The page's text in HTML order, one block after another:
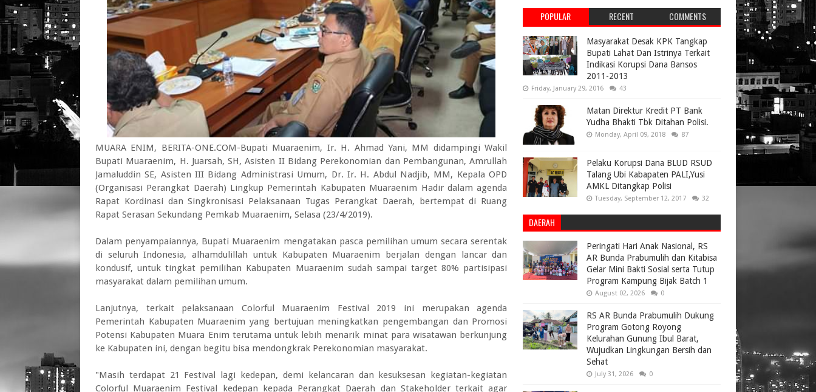
MUARA ENIM, BERITA-ONE.COM-Bupati Muaraenim, Ir. H. Ahmad Yani, MM didampingi Wakil
Bupati Muaraenim, H. Juarsah, SH, Asisten II Bidang Perekonomian dan Pembangunan, Amrullah
Jamaluddin SE, Asisten III Bidang Administrasi Umum, Dr. Ir. H. Abdul Nadjib, MM, Kepala OPD
(Organisasi Perangkat Daerah) Lingkup Pemerintah Kabupaten Muaraenim Hadir dalam agenda
Rapat Kordinasi dan Singkronisasi Pelaksanaan Tugas Perangkat Daerah, bertempat di Ruang
Rapat Serasan Sekundang Pemkab Muaraenim, Selasa (23/4/2019).
Dalam penyampaiannya, Bupati Muaraenim mengatakan pasca pemilihan umum secara serentak
di seluruh Indonesia, alhamdulillah untuk Kabupaten Muaraenim berjalan dengan lancar dan
kondusif, untuk tingkat pemilihan Kabupaten Muaraenim sudah sampai target 80% partisipasi
masyarakat dalam pemilihan umum.
Lanjutnya, terkait pelaksanaan Colorful Muaraenim Festival 2019 ini merupakan agenda
Pemerintah Kabupaten Muaraenim yang bertujuan meningkatkan pengembangan dan Promosi
Potensi Kabupaten Muara Enim terutama untuk lebih menarik minat para wisatawan berkunjung
ke Kabupaten ini, dengan begitu bisa mendongkrak Perekonomian masyarakat.
"Masih terdapat 21 Festival lagi kedepan, demi kelancaran dan kesuksesan kegiatan-kegiatan
Colorful Muaraenim Festival kedepan kepada Perangkat Daerah dan Stakeholder terkait agar
POPULAR RECENT COMMENTS
Masyarakat Desak KPK Tangkap
Bupati Lahat Dan Istrinya Terkait
Indikasi Korupsi Dana Bansos
2011-2013
Friday, January 29, 2016 43
Matan Direktur Kredit PT Bank
Yudha Bhakti Tbk Ditahan Polisi.
Monday, April 09, 2018 87
Pelaku Korupsi Dana BLUD RSUD
Talang Ubi Kabapaten PALI,Yusi
AMKL Ditangkap Polisi
Tuesday, September 12, 2017 32
DAERAH
Peringati Hari Anak Nasional, RS
AR Bunda Prabumulih dan Kitabisa
Gelar Mini Bakti Sosial serta Tutup
Program Kampung Bijak Batch 1
August 02, 2026 0
RS AR Bunda Prabumulih Dukung
Program Gotong Royong
Kelurahan Gunung Ibul Barat,
Wujudkan Lingkungan Bersih dan
Sehat
July 31, 2026 0